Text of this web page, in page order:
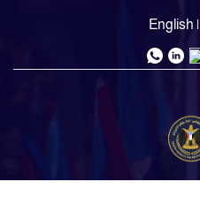
| English